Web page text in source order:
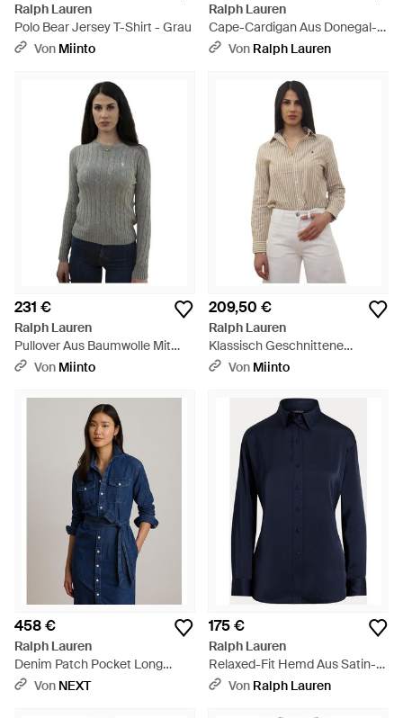
Ralph Lauren
Polo Bear Jersey T-Shirt - Grau
Von Miinto
Ralph Lauren
Cape-Cardigan Aus Donegal-
Kaschmir - Braun
Von Ralph Lauren
231 €
Ralph Lauren
Pullover Aus Baumwolle Mit
Zopfmuster - Grau
Von Miinto
209,50 €
Ralph Lauren
Klassisch Geschnittene
Baumwoll-Leinen-Hemd Mit
Von Miinto
458 €
Ralph Lauren
Denim Patch Pocket Long
Sleeve Shirt Dress - Blau
Von NEXT
175 €
Ralph Lauren
Relaxed-Fit Hemd Aus Satin-
Charmeuse - Blau
Von Ralph Lauren